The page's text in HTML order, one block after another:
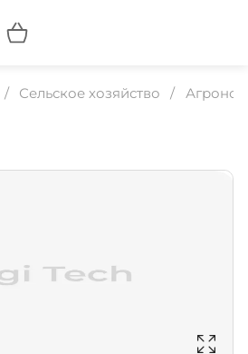
Сельское хозяйство